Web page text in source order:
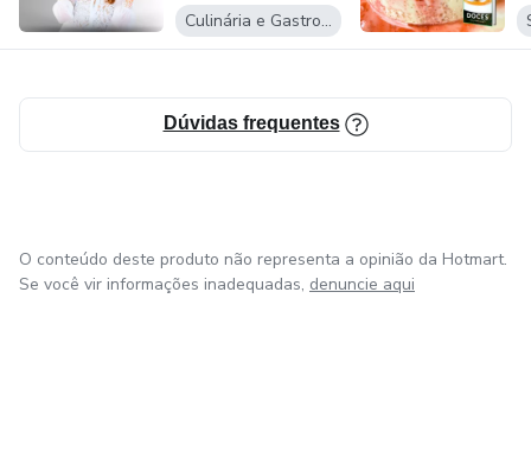
Culinária e Gastronomia
Dúvidas frequentes
O conteúdo deste produto não representa a opinião da Hotmart.
Se você vir informações inadequadas, denuncie aqui